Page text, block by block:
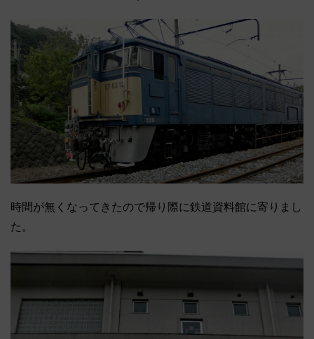
時間が無くなってきたので帰り際に鉄道資料館に寄りまし
た。